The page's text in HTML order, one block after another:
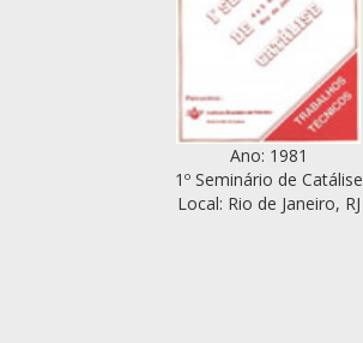
Ano: 1981
1º Seminário de Catálise
Local: Rio de Janeiro, RJ